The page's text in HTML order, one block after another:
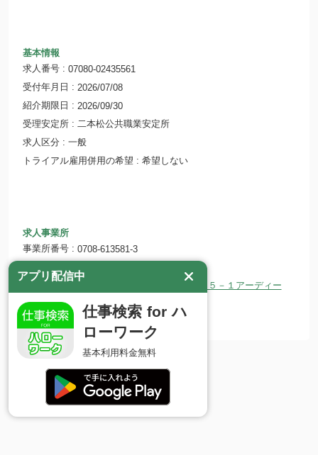
基本情報
求人番号
07080-02435561
受付年月日
2026/07/08
紹介期限日
2026/09/30
受理安定所
二本松公共職業安定所
求人区分
一般
トライアル雇用併用の希望
希望しない
求人事業所
事業所番号
0708-613581-3
〒964-0915 福島県二本松市金色４１５－１アーディー
ホームページ
https://hms2011.com/
アプリ配信中
仕事検索 for ハ
ローワーク
基本利用料金無料